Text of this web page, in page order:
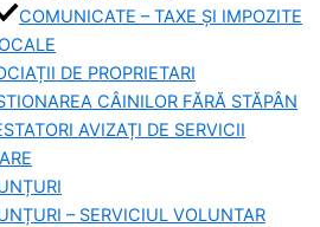
COMUNICATE – TAXE ȘI IMPOZITE
DE PROPRIETARI
CÂINILOR FĂRĂ STĂPÂN
AVIZAȚI DE SERVICII
– SERVICIUL VOLUNTAR